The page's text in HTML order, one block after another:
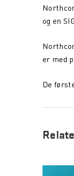
og en
er med
De